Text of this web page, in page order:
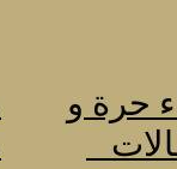
حرة و